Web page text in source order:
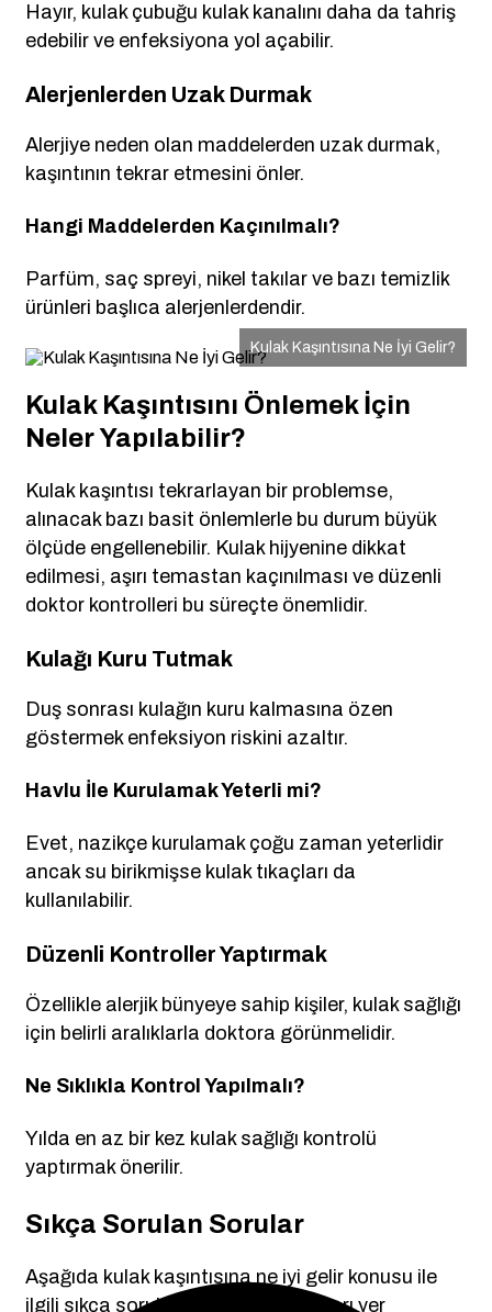
Hayır, kulak çubuğu kulak kanalını daha da tahriş
edebilir ve enfeksiyona yol açabilir.
Alerjenlerden Uzak Durmak
Alerjiye neden olan maddelerden uzak durmak,
kaşıntının tekrar etmesini önler.
Hangi Maddelerden Kaçınılmalı?
Parfüm, saç spreyi, nikel takılar ve bazı temizlik
ürünleri başlıca alerjenlerdendir.
Kulak Kaşıntısına Ne İyi Gelir?
Kulak Kaşıntısını Önlemek İçin
Neler Yapılabilir?
Kulak kaşıntısı tekrarlayan bir problemse,
alınacak bazı basit önlemlerle bu durum büyük
ölçüde engellenebilir. Kulak hijyenine dikkat
edilmesi, aşırı temastan kaçınılması ve düzenli
doktor kontrolleri bu süreçte önemlidir.
Kulağı Kuru Tutmak
Duş sonrası kulağın kuru kalmasına özen
göstermek enfeksiyon riskini azaltır.
Havlu İle Kurulamak Yeterli mi?
Evet, nazikçe kurulamak çoğu zaman yeterlidir
ancak su birikmişse kulak tıkaçları da
kullanılabilir.
Düzenli Kontroller Yaptırmak
Özellikle alerjik bünyeye sahip kişiler, kulak sağlığı
için belirli aralıklarla doktora görünmelidir.
Ne Sıklıkla Kontrol Yapılmalı?
Yılda en az bir kez kulak sağlığı kontrolü
yaptırmak önerilir.
Sıkça Sorulan Sorular
Aşağıda kulak kaşıntısına ne iyi gelir konusu ile
ilgili sıkça sorulan sorular ve yanıtları yer